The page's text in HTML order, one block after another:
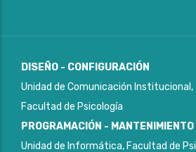
DISEÑO - CONFIGURACIÓN
Unidad de Comunicación Institucional,
Facultad de Psicología
PROGRAMACIÓN - MANTENIMIENTO
Unidad de Informática, Facultad de